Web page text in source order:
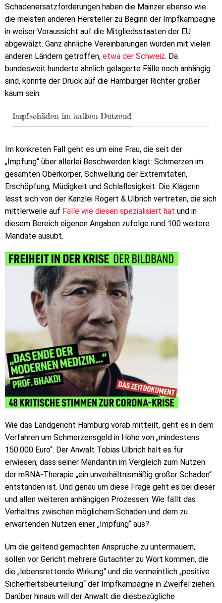
Schadenersatzforderungen haben die Mainzer ebenso wie
die meisten anderen Hersteller zu Beginn der Impfkampagne
in weiser Voraussicht auf die Mitgliedsstaaten der EU
abgewälzt. Ganz ähnliche Vereinbarungen wurden mit vielen
anderen Ländern getroffen, etwa der Schweiz. Da
bundesweit hunderte ähnlich gelagerte Fälle noch anhängig
sind, könnte der Druck auf die Hamburger Richter größer
kaum sein.
Impfschäden im halben Dutzend
Im konkreten Fall geht es um eine Frau, die seit der
„Impfung“ über allerlei Beschwerden klagt: Schmerzen im
gesamten Oberkörper, Schwellung der Extremitäten,
Erschöpfung, Müdigkeit und Schlaflosigkeit. Die Klägerin
lässt sich von der Kanzlei Rogert & Ulbrich vertreten, die sich
mittlerweile auf Fälle wie diesen spezialisiert hat und in
diesem Bereich eigenen Angaben zufolge rund 100 weitere
Mandate ausübt.
Wie das Landgericht Hamburg vorab mitteilt, geht es in dem
Verfahren um Schmerzensgeld in Höhe von „mindestens
150.000 Euro“. Der Anwalt Tobias Ulbrich hält es für
erwiesen, dass seiner Mandantin im Vergleich zum Nutzen
der mRNA-Therapie „ein unverhältnismäßig großer Schaden“
entstanden ist. Und genau um diese Frage geht es bei dieser
und allen weiteren anhängigen Prozessen: Wie fällt das
Verhältnis zwischen möglichem Schaden und dem zu
erwartenden Nutzen einer „Impfung“ aus?
Um die geltend gemachten Ansprüche zu untermauern,
sollen vor Gericht mehrere Gutachter zu Wort kommen, die
die „lebensrettende Wirkung“ und die vermeintlich „positive
Sicherheitsbeurteilung“ der Impfkampagne in Zweifel ziehen.
Darüber hinaus will der Anwalt die diesbezügliche